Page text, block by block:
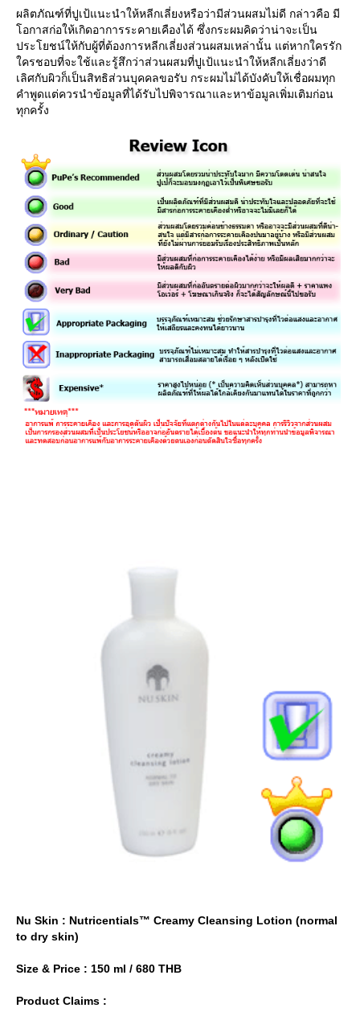
ผลิตภัณฑ์ที่ปูเป้แนะนำให้หลีกเลี่ยงหรือว่ามีส่วนผสมไม่ดี กล่าวคือ มี
อกาสก่อให้เกิดอาการระคายเคืองได้ ซึ่งกระผมคิดว่าน่าจะเป็น
ประโยชน์ให้กับผู้ที่ต้องการหลีกเลี่ยงส่วนผสมเหล่านั้น แต่หากใครรัก
ครชอบที่จะใช้และรู้สึกว่าส่วนผสมที่ปูเป้แนะนำให้หลีกเลี่ยงว่าดี
เลิศกับผิวก็เป็นสิทธิส่วนบุคคลขอรับ กระผมไม่ได้บังคับให้เชื่อผมทุก
คำพูดแต่ควรนำข้อมูลที่ได้รับไปพิจารณาและหาข้อมูลเพิ่มเติมก่อน
ทุกครั้ง
Nu Skin : Nutricentials™ Creamy Cleansing Lotion (normal
to dry skin)
Size & Price : 150 ml / 680 THB
Product Claims :